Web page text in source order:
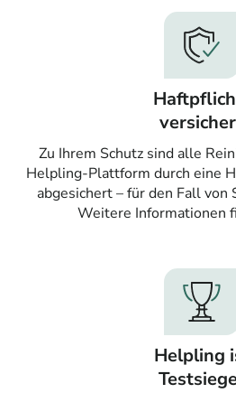
Zu Ihrem Schutz sind alle
Helpling-Plattform durch eine
abgesichert – für den Fall von
Weitere Informationen
Helpling